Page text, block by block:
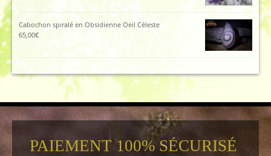
Cabochon spiralé en Obsidienne Oeil Céleste
65,00€
PAIEMENT 100% SÉCURISÉ